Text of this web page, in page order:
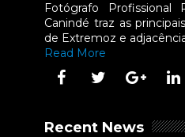
Fotógrafo Profissional
Canindé traz as
de Extremoz e
Read More
Recent News